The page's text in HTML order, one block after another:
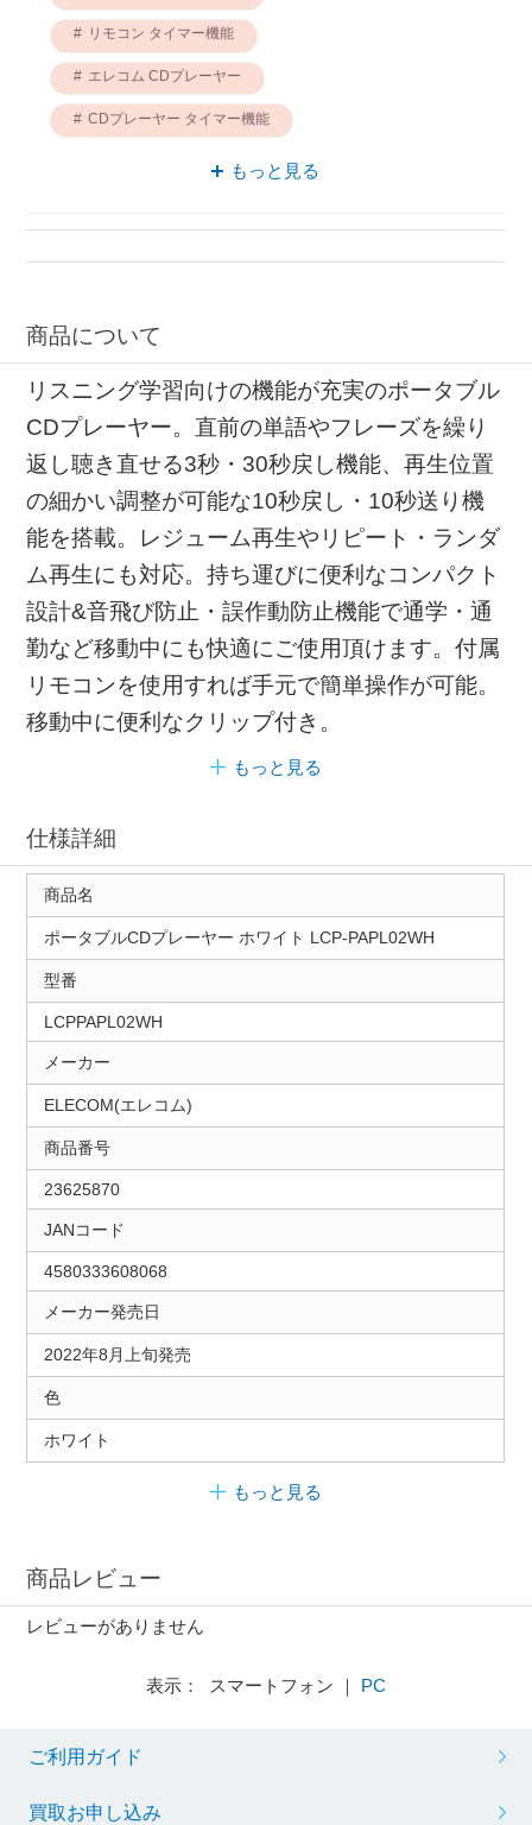
リモコン タイマー機能
エレコム CDプレーヤー
CDプレーヤー タイマー機能
もっと見る
商品について
リスニング学習向けの機能が充実のポータブル
CDプレーヤー。直前の単語やフレーズを繰り
返し聴き直せる3秒・30秒戻し機能、再生位置
の細かい調整が可能な10秒戻し・10秒送り機
能を搭載。レジューム再生やリピート・ランダ
ム再生にも対応。持ち運びに便利なコンパクト
設計&音飛び防止・誤作動防止機能で通学・通
勤など移動中にも快適にご使用頂けます。付属
リモコンを使用すれば手元で簡単操作が可能。
移動中に便利なクリップ付き。
もっと見る
仕様詳細
商品名
ポータブルCDプレーヤー ホワイト LCP-PAPL02WH
型番
LCPPAPL02WH
メーカー
ELECOM(エレコム)
商品番号
23625870
JANコード
4580333608068
メーカー発売日
2022年8月上旬発売
色
ホワイト
もっと見る
商品レビュー
レビューがありません
表示： スマートフォン ｜ PC
ご利用ガイド
買取お申し込み